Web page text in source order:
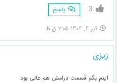
3 پاسخ
تیر ۴, ۱۴۰۴ ۲:۰۵ ق.ظ
زیزی
اینم بگم قسمت درامش هم عالی بود